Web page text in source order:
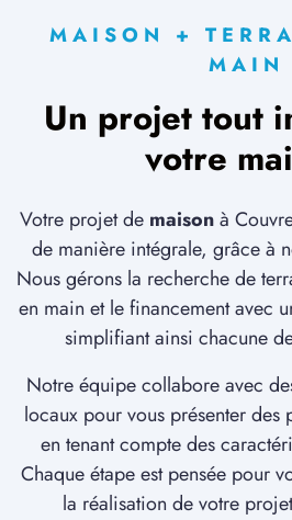
MAISON +
MAIN
Un projet tout
votre
Votre projet de maisonà
de manière intégrale, grâce à
Nous gérons la recherche de
en main et le financement avec
simplifiant ainsi chacune
Notre équipe collabore avec
locaux pour vous présenter des
en tenant compte des
Chaque étape est pensée pour
la réalisation de votre